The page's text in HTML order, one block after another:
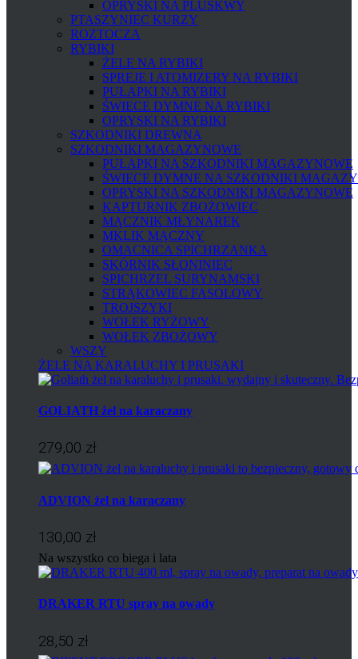
OPRYSKI NA PLUSKWY
PTASZYNIEC KURZY
ROZTOCZA
RYBIKI
ŻELE NA RYBIKI
SPREJE I ATOMIZERY NA RYBIKI
PUŁAPKI NA RYBIKI
ŚWIECE DYMNE NA RYBIKI
OPRYSKI NA RYBIKI
SZKODNIKI DREWNA
SZKODNIKI MAGAZYNOWE
PUŁAPKI NA SZKODNIKI MAGAZYNOWE
ŚWIECE DYMNE NA SZKODNIKI
OPRYSKI NA SZKODNIKI MAGAZYNOWE
KAPTURNIK ZBOŻOWIEC
MĄCZNIK MŁYNAREK
MKLIK MĄCZNY
OMACNICA SPICHRZANKA
SKÓRNIK SŁONINIEC
SPICHRZEL SURYNAMSKI
STRĄKOWIEC FASOLOWY
TROJSZYKI
WOŁEK RYŻOWY
WOŁEK ZBOŻOWY
WSZY
ŻELE NA KARALUCHY I PRUSAKI
GOLIATH żel na karaczany
279,00 zł
ADVION żel na karaczany
130,00 zł
Na wszystko co biega i lata
DRAKER RTU spray na owady
28,50 zł